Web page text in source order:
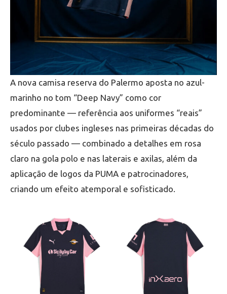
A nova camisa reserva do Palermo aposta no azul-
marinho no tom “Deep Navy” como cor
predominante — referência aos uniformes “reais”
usados por clubes ingleses nas primeiras décadas do
século passado — combinado a detalhes em rosa
claro na gola polo e nas laterais e axilas, além da
aplicação de logos da PUMA e patrocinadores,
criando um efeito atemporal e sofisticado.